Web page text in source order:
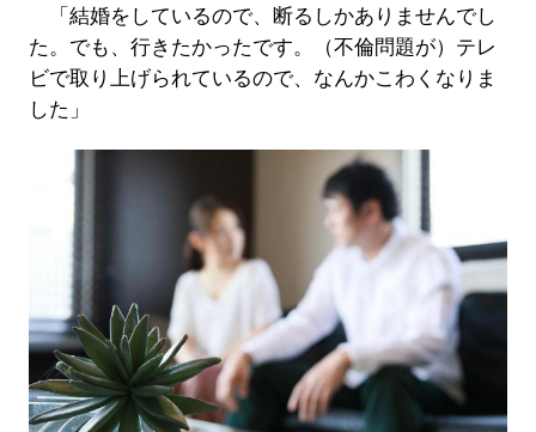
「結婚をしているので、断るしかありませんでし
た。でも、行きたかったです。（不倫問題が）テレ
ビで取り上げられているので、なんかこわくなりま
した」